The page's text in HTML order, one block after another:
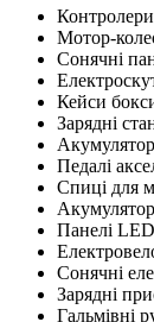
Контролери
Мотор-
Сонячні
Кейси
Зарядні
Педалі
Cпиці для
Панелі
Сонячні
Зарядні
Гальмівні